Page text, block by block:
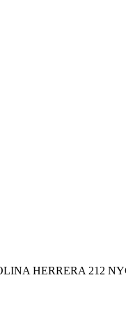
HERRERA 212